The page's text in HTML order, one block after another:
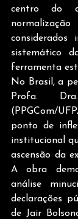
centro do
considerados
sistemático
ferramenta
No Brasil, a
Profa.
(PPGCom/
ponto de
institucional
ascensão da
A obra
análise
declarações
de Jair